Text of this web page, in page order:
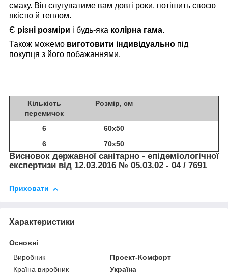
смаку. Він слугуватиме вам довгі роки, потішить своєю
якістю й теплом.
Є різні розміри і будь-яка колірна гама.
Також можемо виготовити індивідуально під
покупця з його побажаннями.
Кількість
перемичок
Розмір, см
6
60х50
6
70х50
Висновок державної санітарно - епідеміологічної
експертизи від 12.03.2016 № 05.03.02 - 04 / 7691
Приховати
Характеристики
Основні
Виробник
Проект-Комфорт
Країна виробник
Україна